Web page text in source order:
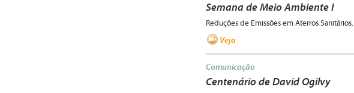
Semana de Meio Ambiente I
Reduções de Emissões em Aterros Sanitários.
Veja
Comunicação
Centenário de David Ogilvy